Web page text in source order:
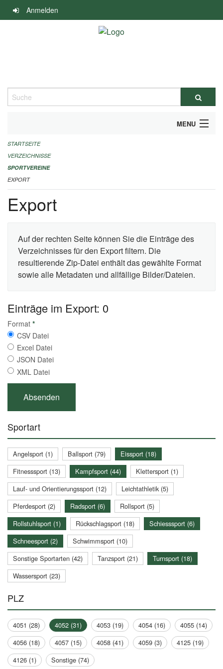
Navigation
überspringen
Anmelden
Suche
MENU
ALLGEMEINE INFORMATIONEN
FINANZIELLE UNTERSTÜTZUNG BENÖTIGT?
KONTAKT
STARTSEITE
VERZEICHNISSE
SPORTVEREINE
EXPORT
Export
Auf der rechten Seite können Sie die Einträge des
Verzeichnisses für den Export filtern. Die
resultierende Zip-Datei enthält das gewählte Format
sowie alle Metadaten und allfällige Bilder/Dateien.
Einträge im Export: 0
Format *
CSV Datei
Excel Datei
JSON Datei
XML Datei
Sportart
Angelsport (1) Ballsport (79)
Eissport (18)
Fitnesssport (13)
Kampfsport (44)
Klettersport (1)
Lauf- und Orientierungssport (12)
Leichtathletik (5)
Pferdesport (2)
Radsport (6)
Rollsport (5)
Rollstuhlsport (1)
Rückschlagsport (18)
Schiesssport (6)
Schneesport (2)
Schwimmsport (10)
Sonstige Sportarten (42)
Tanzsport (21)
Turnsport (18)
Wassersport (23)
PLZ
4051 (28) 4052 (31) 4053 (19) 4054 (16)
4055 (14)
4056 (18)
4057 (15) 4058 (41) 4059 (3)
4125 (19)
4126 (1)
Sonstige (74)